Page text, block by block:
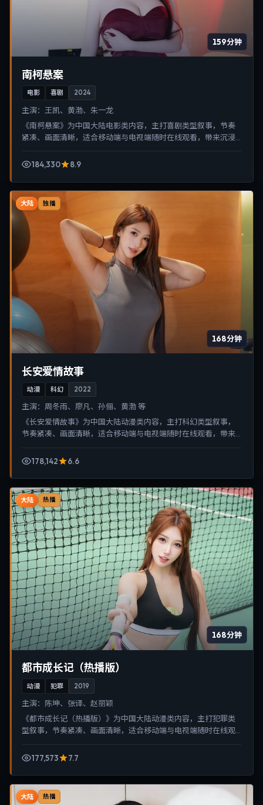
159分钟
南柯悬案
电影 喜剧 2024
主演： 王凯、黄渤、朱一龙
《南柯悬案》为中国大陆电影类内容，主打喜剧类型叙事，节奏
紧凑、画面清晰，适合移动端与电视端随时在线观看，带来沉浸
184,330
8.9
大陆 独播
168分钟
长安爱情故事
动漫 科幻 2022
主演： 周冬雨、廖凡、孙俪、黄渤 等
《长安爱情故事》为中国大陆动漫类内容，主打科幻类型叙事，
节奏紧凑、画面清晰，适合移动端与电视端随时在线观看，带来
178,142
6.6
大陆 热播
168分钟
都市成长记（热播版）
动漫 犯罪 2019
主演： 陈坤、张译、赵丽颖
《都市成长记（热播版）》为中国大陆动漫类内容，主打犯罪类
型叙事，节奏紧凑、画面清晰，适合移动端与电视端随时在线观
177,573
7.7
大陆 热播